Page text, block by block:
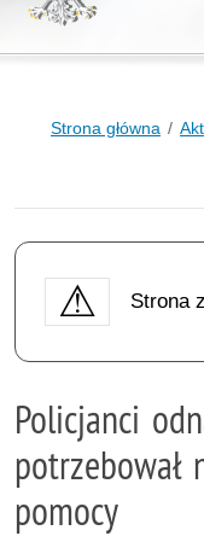
Strona główna
Strona
Policjanci
potrzebował
pomocy